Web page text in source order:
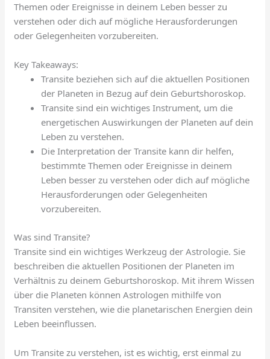
Themen oder Ereignisse in deinem Leben besser zu
verstehen oder dich auf mögliche Herausforderungen
oder Gelegenheiten vorzubereiten.
Key Takeaways:
Transite beziehen sich auf die aktuellen Positionen
der Planeten in Bezug auf dein Geburtshoroskop.
Transite sind ein wichtiges Instrument, um die
energetischen Auswirkungen der Planeten auf dein
Leben zu verstehen.
Die Interpretation der Transite kann dir helfen,
bestimmte Themen oder Ereignisse in deinem
Leben besser zu verstehen oder dich auf mögliche
Herausforderungen oder Gelegenheiten
vorzubereiten.
Was sind Transite?
Transite sind ein wichtiges Werkzeug der Astrologie. Sie
beschreiben die aktuellen Positionen der Planeten im
Verhältnis zu deinem Geburtshoroskop. Mit ihrem Wissen
über die Planeten können Astrologen mithilfe von
Transiten verstehen, wie die planetarischen Energien dein
Leben beeinflussen.
Um Transite zu verstehen, ist es wichtig, erst einmal zu